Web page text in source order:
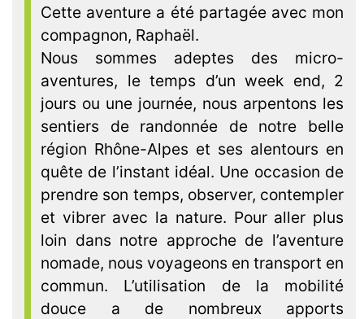
Cette aventure a été partagée avec mon
compagnon, Raphaël.
Nous sommes adeptes des micro-
aventures, le temps d’un week end, 2
jours ou une journée, nous arpentons les
sentiers de randonnée de notre belle
région Rhône-Alpes et ses alentours en
quête de l’instant idéal. Une occasion de
prendre son temps, observer, contempler
et vibrer avec la nature. Pour aller plus
loin dans notre approche de l’aventure
nomade, nous voyageons en transport en
commun. L’utilisation de la mobilité
douce a de nombreux apports